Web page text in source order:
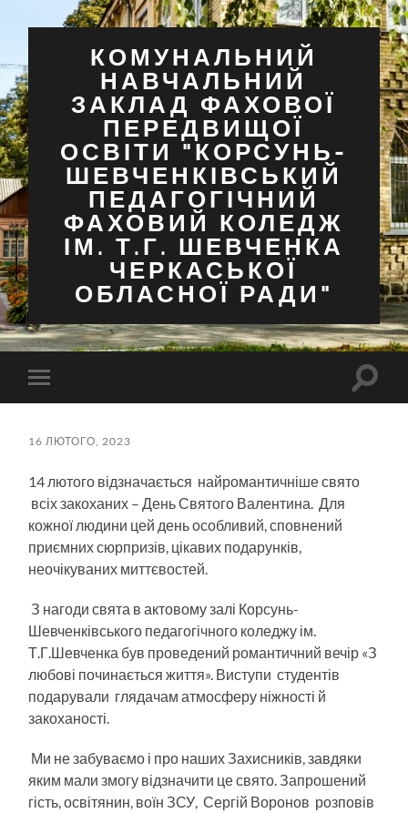
КОМУНАЛЬНИЙ
НАВЧАЛЬНИЙ
ЗАКЛАД ФАХОВОЇ
ПЕРЕДВИЩОЇ
ОСВІТИ "КОРСУНЬ-
ШЕВЧЕНКІВСЬКИЙ
ПЕДАГОГІЧНИЙ
ФАХОВИЙ КОЛЕДЖ
ІМ. Т.Г. ШЕВЧЕНКА
ЧЕРКАСЬКОЇ
ОБЛАСНОЇ РАДИ"
Перемкнути
мобільне
16 ЛЮТОГО, 2023
14 лютого відзначається найромантичніше свято
всіх закоханих – День Святого Валентина. Для
кожної людини цей день особливий, сповнений
приємних сюрпризів, цікавих подарунків,
неочікуваних миттєвостей.
З нагоди свята в актовому залі Корсунь-
Шевченківського педагогічного коледжу ім.
Т.Г.Шевченка був проведений романтичний вечір «З
любові починається життя». Виступи студентів
подарували глядачам атмосферу ніжності й
закоханості.
Ми не забуваємо і про наших Захисників, завдяки
яким мали змогу відзначити це свято. Запрошений
гість, освітянин, воїн ЗСУ, Сергій Воронов розповів